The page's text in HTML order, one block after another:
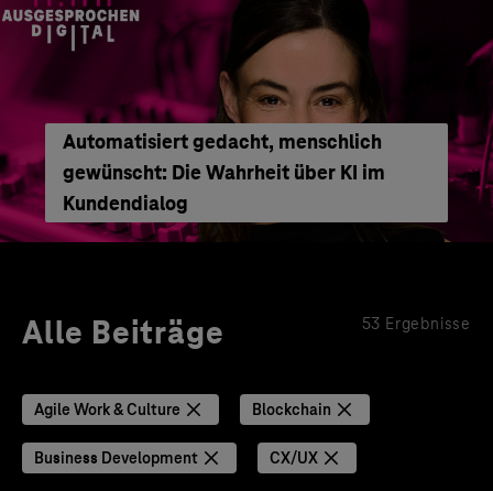
Automatisiert gedacht, menschlich
gewünscht: Die Wahrheit über KI im
Kundendialog
Alle Beiträge 53 Ergebnisse
Agile Work & Culture Blockchain
Business Development CX/UX